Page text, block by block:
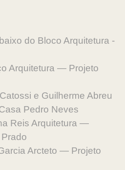
do Bloco Arquitetura -
Arquitetura — Projeto
e Guilherme Abreu
Pedro Neves
Reis Arquitetura —
Arcteto — Projeto